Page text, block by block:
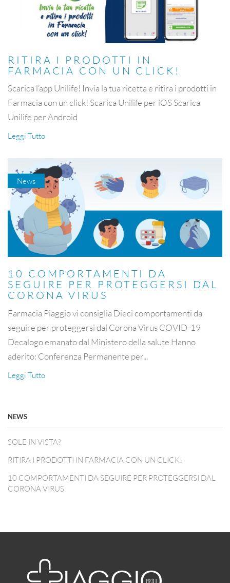
RITIRA I PRODOTTI IN
FARMACIA CON UN CLICK!
Scarica l’app Unilife! Invia la tua ricetta e ritira i prodotti in
Farmacia con un click! Scarica Unilife per iOS Scarica
Unilife per Android
Leggi Tutto
News
10 COMPORTAMENTI DA
SEGUIRE PER PROTEGGERSI DAL
CORONA VIRUS
Farmacia Piaggio vi consiglia Dieci comportamenti da
seguire per proteggersi dal Corona Virus COVID-19
Decalogo emanato dal Ministero della salute Hanno
aderito: Conferenza Permanente per...
Leggi Tutto
NEWS
SOLE IN VISTA?
RITIRA I PRODOTTI IN FARMACIA CON UN CLICK!
10 COMPORTAMENTI DA SEGUIRE PER PROTEGGERSI DAL
CORONA VIRUS